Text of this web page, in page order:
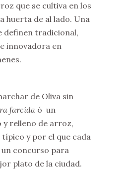
que se cultiva en los
huerta de al lado. Una
definen tradicional,
innovadora en
de Oliva sin
farcida ó un
y relleno de arroz,
y por el que cada
un concurso para
plato de la ciudad.